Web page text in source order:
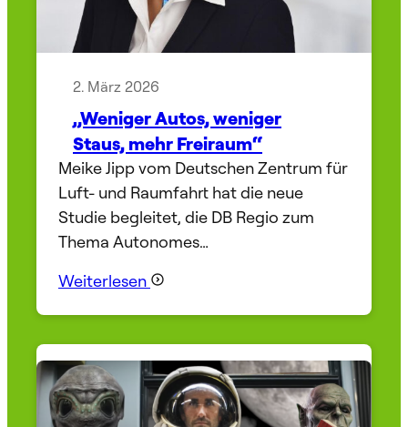
2. März 2026
„Weniger Autos, weniger
Staus, mehr Freiraum“
Meike Jipp vom Deutschen Zentrum für
Luft- und Raumfahrt hat die neue
Studie begleitet, die DB Regio zum
Thema Autonomes…
Weiterlesen